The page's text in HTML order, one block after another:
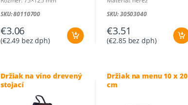
SKU: 80110700
€3.06
(€2.49 bez dph)
SKU: 30503040
€3.51
(€2.85bez dph)
Držiak na víno drevený
stojací
Držiak na menu 10 x 20
cm